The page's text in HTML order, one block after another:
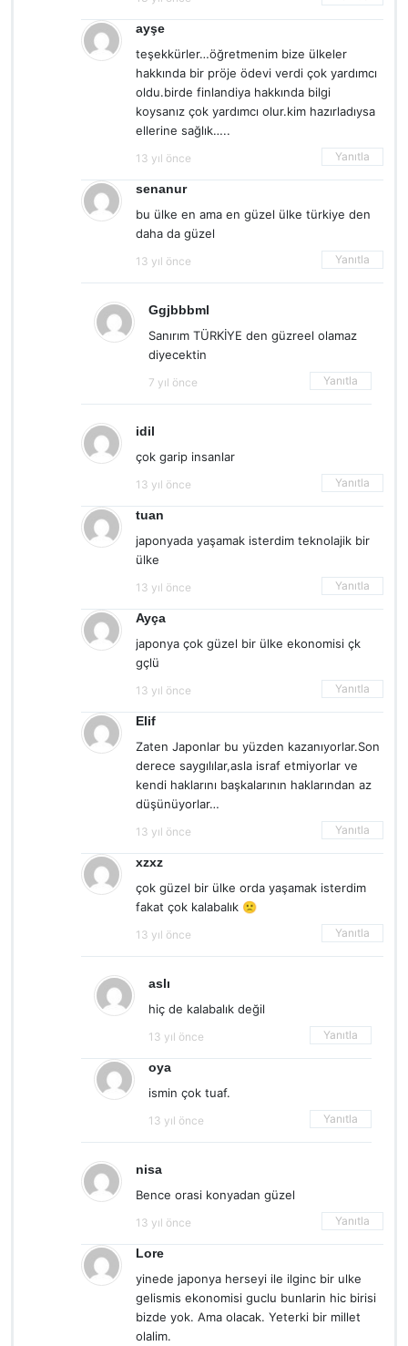
ayşe
teşekkürler…öğretmenim bize ülkeler
hakkında bir pröje ödevi verdi çok yardımcı
oldu.birde finlandiya hakkında bilgi
koysanız çok yardımcı olur.kim hazırladıysa
ellerine sağlık…..
13 yıl önce Yanıtla
senanur
bu ülke en ama en güzel ülke türkiye den
daha da güzel
13 yıl önce Yanıtla
Ggjbbbml
Sanırım TÜRKİYE den güzreel olamaz
diyecektin
7 yıl önce Yanıtla
idil
çok garip insanlar
13 yıl önce Yanıtla
tuan
japonyada yaşamak isterdim teknolajik bir
ülke
13 yıl önce Yanıtla
Ayça
japonya çok güzel bir ülke ekonomisi çk
gçlü
13 yıl önce Yanıtla
Elif
Zaten Japonlar bu yüzden kazanıyorlar.Son
derece saygılılar,asla israf etmiyorlar ve
kendi haklarını başkalarının haklarından az
düşünüyorlar…
13 yıl önce Yanıtla
xzxz
çok güzel bir ülke orda yaşamak isterdim
fakat çok kalabalık 🙁
13 yıl önce Yanıtla
aslı
hiç de kalabalık değil
13 yıl önce Yanıtla
oya
ismin çok tuaf.
13 yıl önce Yanıtla
nisa
Bence orasi konyadan güzel
13 yıl önce Yanıtla
Lore
yinede japonya herseyi ile ilginc bir ulke
gelismis ekonomisi guclu bunlarin hic birisi
bizde yok. Ama olacak. Yeterki bir millet
olalim.